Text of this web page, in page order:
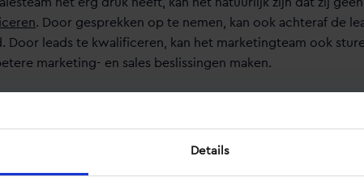
Details
. Door gesprekken op te nemen, kan ook achteraf de
Door leads te kwalificeren, kan het marketingteam ook
marketing- en sales beslissingen maken.
een goede eerste indruk
contact is vaak het eerste contact met jouw (potentiële)